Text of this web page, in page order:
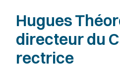
Hugues
directeur du
rectrice